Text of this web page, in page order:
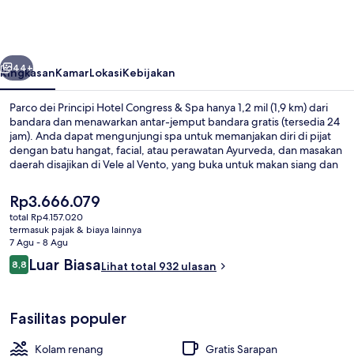
&
Spa
Berikutnya
44+
RingkasanKamarLokasiKebijakan
Parco dei Principi Hotel Congress & Spa hanya 1,2 mil (1,9 km) dari
bandara dan menawarkan antar-jemput bandara gratis (tersedia 24
jam). Anda dapat mengunjungi spa untuk memanjakan diri di pijat
dengan batu hangat, facial, atau perawatan Ayurveda, dan masakan
daerah disajikan di Vele al Vento, yang buka untuk makan siang dan
bar/lounge, dan pusat kebugaran. Para traveler memberikan ulasan
yang baik tentang staf dan bandara.
Harga
saat
ini
Rp3.666.079
Rp3.666.079
total Rp4.157.020
termasuk pajak & biaya lainnya
7 Agu - 8 Agu
Ulasan
8,88,8 dari 10
Luar BiasaLihat total 932 ulasan
Fasilitas populer
Kolam renang
Gratis Sarapan